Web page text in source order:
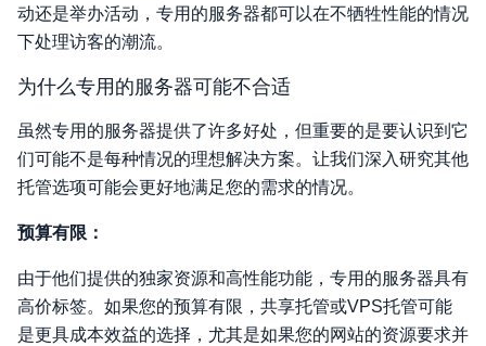
动还是举办活动，专用的服务器都可以在不牺牲性能的情况
下处理访客的潮流。
为什么专用的服务器可能不合适
虽然专用的服务器提供了许多好处，但重要的是要认识到它
们可能不是每种情况的理想解决方案。让我们深入研究其他
托管选项可能会更好地满足您的需求的情况。
预算有限：
由于他们提供的独家资源和高性能功能，专用的服务器具有
高价标签。如果您的预算有限，共享托管或VPS托管可能
是更具成本效益的选择，尤其是如果您的网站的资源要求并